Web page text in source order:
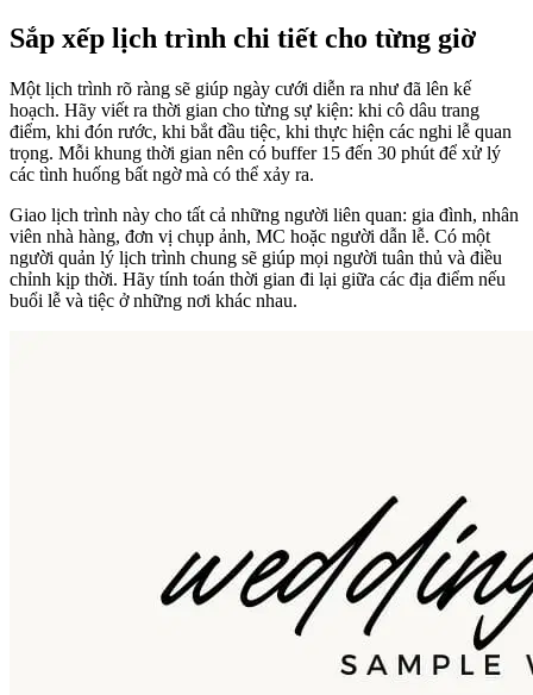
Sắp xếp lịch trình chi tiết cho từng giờ
Một lịch trình rõ ràng sẽ giúp ngày cưới diễn ra như đã lên kế
hoạch. Hãy viết ra thời gian cho từng sự kiện: khi cô dâu trang
điểm, khi đón rước, khi bắt đầu tiệc, khi thực hiện các nghi lễ quan
trọng. Mỗi khung thời gian nên có buffer 15 đến 30 phút để xử lý
các tình huống bất ngờ mà có thể xảy ra.
Giao lịch trình này cho tất cả những người liên quan: gia đình, nhân
viên nhà hàng, đơn vị chụp ảnh, MC hoặc người dẫn lễ. Có một
người quản lý lịch trình chung sẽ giúp mọi người tuân thủ và điều
chỉnh kịp thời. Hãy tính toán thời gian đi lại giữa các địa điểm nếu
buổi lễ và tiệc ở những nơi khác nhau.